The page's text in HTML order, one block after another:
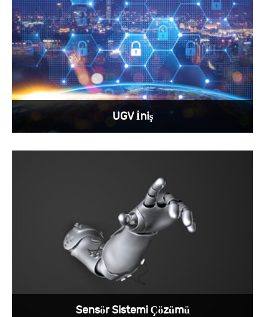
UMV'ye elektrik konektörlerininki kadar
önemlidir.
View More >
UGV'ler tehlikeli görevlerden sorumludur ve
Sunkye'nin elektrik konektörleri bunları sabit
tutmaktan sorumludur.
View More >
UGV İniş
Sensör Sistemi Çözümü